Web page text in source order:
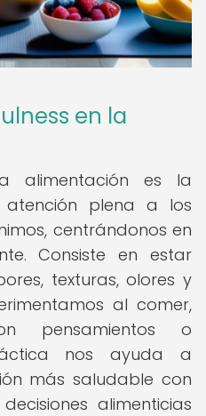
en la
alimentación es la
plena a los
centrándonos en
Consiste en estar
texturas, olores y
al comer,
pensamientos o
nos ayuda a
más saludable con
alimenticias